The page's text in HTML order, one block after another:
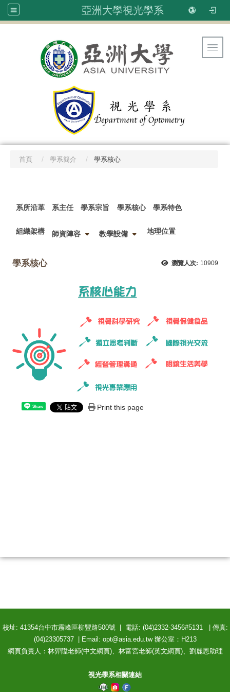
亞洲大學視光學系
首頁 學系簡介 學系核心
系所沿革 系主任 學系宗旨 學系核心 學系特色
組織架構 師資陣容 教學設備 地理位置
瀏覽人次: 10909
學系核心
Share Print this page
校址: 41354台中市霧峰區柳豐路500號 | 電話: (04)2332-3456#5131 | 傳真:
(04)23305737 | Email: opt@asia.edu.tw 辦公室：H213
網頁負責人：林羿陞老師(中文網頁)、林富宮老師(英文網頁)、劉麗恩助理
視光學系相關連結